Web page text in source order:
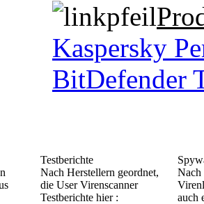
Kaspersky
BitDefender
Testberichte
Nach Herstellern geordnet,
die User Virenscanner
Testberichte hier :
Nach
auch